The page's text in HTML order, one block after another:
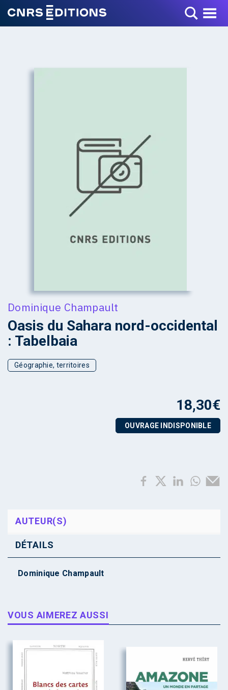
Toggle Menu
Dominique Champault
Oasis du Sahara nord-occidental
: Tabelbaia
Géographie, territoires
18,30€
OUVRAGE INDISPONIBLE
AUTEUR(S)
DÉTAILS
Dominique Champault
VOUS AIMEREZ AUSSI